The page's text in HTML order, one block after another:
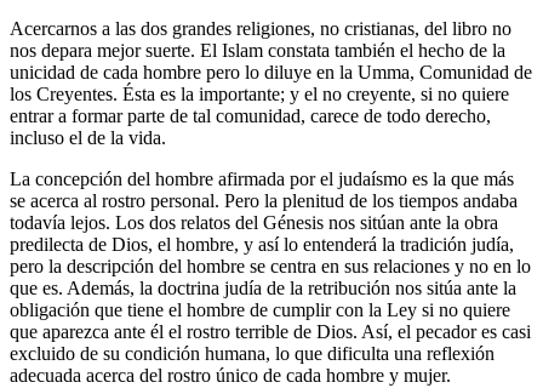
Acercarnos a las dos grandes religiones, no cristianas, del libro no
nos depara mejor suerte. El Islam constata también el hecho de la
unicidad de cada hombre pero lo diluye en la Umma, Comunidad de
los Creyentes. Ésta es la importante; y el no creyente, si no quiere
entrar a formar parte de tal comunidad, carece de todo derecho,
incluso el de la vida.
La concepción del hombre afirmada por el judaísmo es la que más
se acerca al rostro personal. Pero la plenitud de los tiempos andaba
todavía lejos. Los dos relatos del Génesis nos sitúan ante la obra
predilecta de Dios, el hombre, y así lo entenderá la tradición judía,
pero la descripción del hombre se centra en sus relaciones y no en lo
que es. Además, la doctrina judía de la retribución nos sitúa ante la
obligación que tiene el hombre de cumplir con la Ley si no quiere
que aparezca ante él el rostro terrible de Dios. Así, el pecador es casi
excluido de su condición humana, lo que dificulta una reflexión
adecuada acerca del rostro único de cada hombre y mujer.